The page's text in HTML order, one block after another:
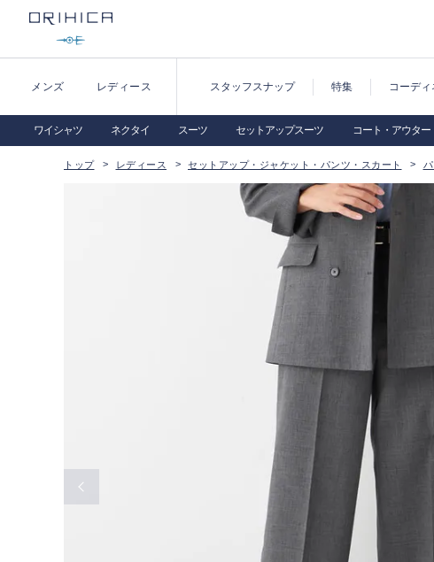
メンズ レディース スタッフスナップ 特集 コーディ
ワイシャツ ネクタイ スーツ セットアップスーツ コート・アウター
トップ レディース セットアップ・ジャケット・パンツ・スカート